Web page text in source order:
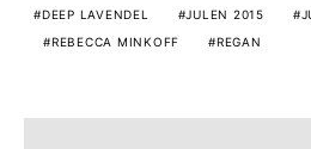
DEEP LAVENDEL JULEN 2015
REBECCA MINKOFF
REGAN